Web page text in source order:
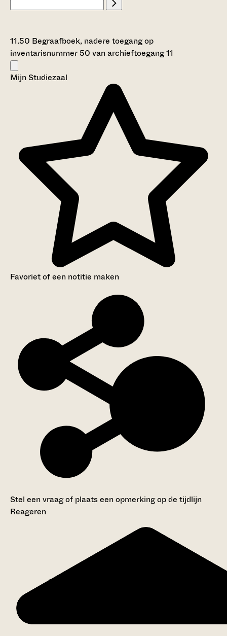
11.50 Begraafboek, nadere toegang op
inventarisnummer 50 van archieftoegang 11
Mijn Studiezaal
Favoriet of een notitie maken
Stel een vraag of plaats een opmerking op de tijdlijn
Reageren